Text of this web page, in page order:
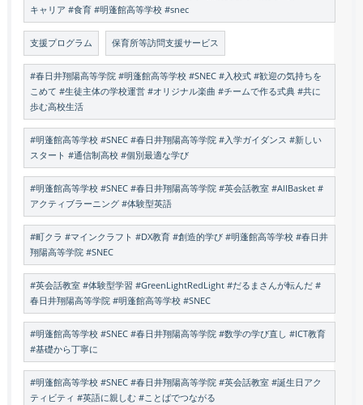
キャリア #食育 #明蓬館高等学校 #snec
支援プログラム 保育所等訪問支援サービス
#春日井翔陽高等学院 #明蓬館高等学校 #SNEC #入校式 #歓迎の気持ちを
こめて #生徒主体の学校運営 #オリジナル楽曲 #チームで作る式典 #共に
歩む高校生活
#明蓬館高等学校 #SNEC #春日井翔陽高等学院 #入学ガイダンス #新しい
スタート #通信制高校 #個別最適な学び
#明蓬館高等学校 #SNEC #春日井翔陽高等学院 #英会話教室 #AllBasket #
アクティブラーニング #体験型英語
#町クラ #マインクラフト #DX教育 #創造的学び #明蓬館高等学校 #春日井
翔陽高等学院 #SNEC
#英会話教室 #体験型学習 #GreenLightRedLight #だるまさんが転んだ #
春日井翔陽高等学院 #明蓬館高等学校 #SNEC
#明蓬館高等学校 #SNEC #春日井翔陽高等学院 #数学の学び直し #ICT教育
#基礎から丁寧に
#明蓬館高等学校 #SNEC #春日井翔陽高等学院 #英会話教室 #誕生日アク
ティビティ #英語に親しむ #ことばでつながる